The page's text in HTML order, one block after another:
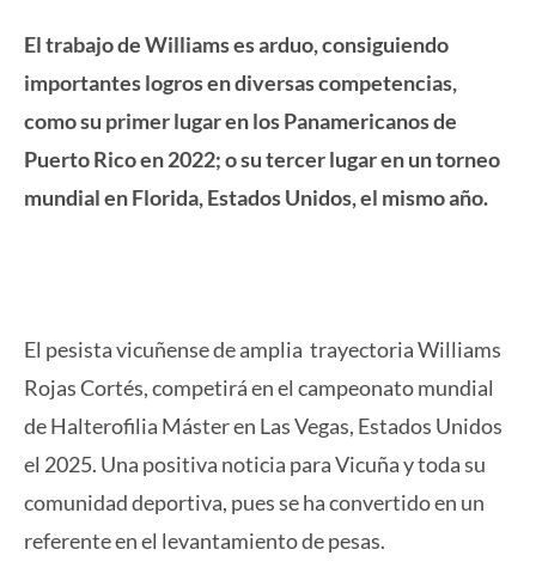
El trabajo de Williams es arduo, consiguiendo
importantes logros en diversas competencias,
como su primer lugar en los Panamericanos de
Puerto Rico en 2022; o su tercer lugar en un torneo
mundial en Florida, Estados Unidos, el mismo año.
El pesista vicuñense de amplia trayectoria Williams
Rojas Cortés, competirá en el campeonato mundial
de Halterofilia Máster en Las Vegas, Estados Unidos
el 2025. Una positiva noticia para Vicuña y toda su
comunidad deportiva, pues se ha convertido en un
referente en el levantamiento de pesas.